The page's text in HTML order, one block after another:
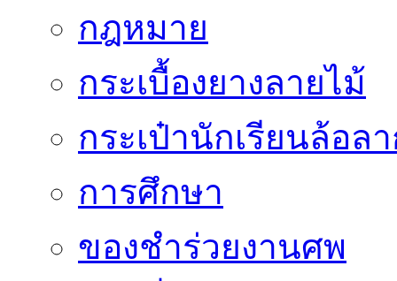
กฎหมาย
กระเบื้องยางลายไม้
กระเป๋านักเรียนล้อล
การศึกษา
ของชำร่วยงานศพ